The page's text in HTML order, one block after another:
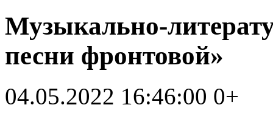
Музыкально-
песни фронтовой»
04.05.2022 16:46:00 0+